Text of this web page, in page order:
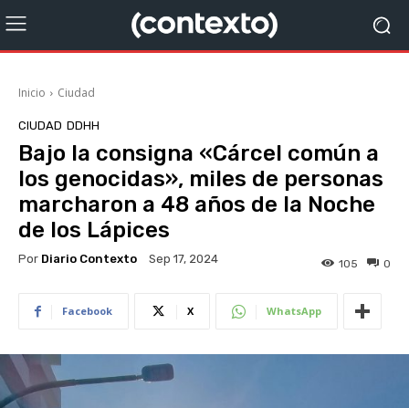
Inicio Ciudad
CIUDAD DDHH
Bajo la consigna «Cárcel común a
los genocidas», miles de personas
marcharon a 48 años de la Noche
de los Lápices
Por Diario Contexto Sep 17, 2024 0
105
Facebook X WhatsApp